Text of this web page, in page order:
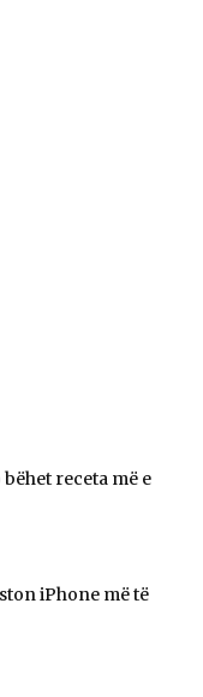
receta më e
iPhone më të